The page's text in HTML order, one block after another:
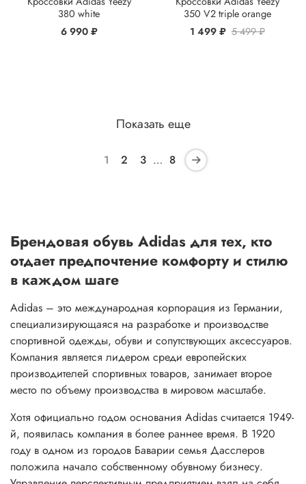
380 white
6 990 ₽
350 V2 triple orange
1 499 ₽ 5 499 ₽
Показать еще
1 2 3 … 8
Брендовая обувь Adidas для тех, кто
отдает предпочтение комфорту и стилю
в каждом шаге
Adidas – это международная корпорация из Германии,
специализирующаяся на разработке и производстве
спортивной одежды, обуви и сопутствующих аксессуаров.
Компания является лидером среди европейских
производителей спортивных товаров, занимает второе
место по объему производства в мировом масштабе.
Хотя официально годом основания Adidas считается 1949-
й, появилась компания в более раннее время. В 1920
году в одном из городов Баварии семья Дасслеров
положила начало собственному обувному бизнесу.